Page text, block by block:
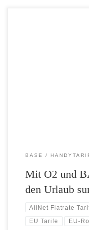
BASE
Mit O2 und
den Urlaub
AllNet Flatrate
EU Tarife EU-